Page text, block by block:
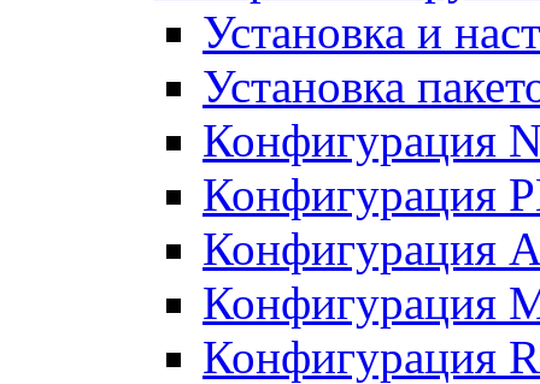
Установка и
Установка
Конфигурация
Конфигурация
Конфигурация
Конфигурация
Конфигурация